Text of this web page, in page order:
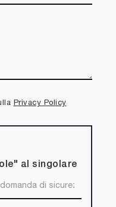
Privacy Policy
al singolare